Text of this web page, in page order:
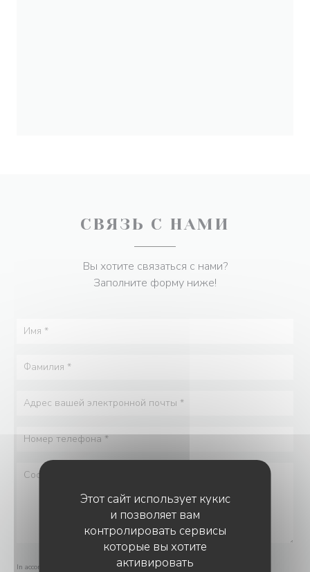
Этот сайт использует кукис
и позволяет вам
контролировать сервисы
которые вы хотите
активировать
СВЯЗЬ С НАМИ
Вы хотите связаться с нами?
Заполните форму ниже!
In accordance with data protection regulations, you have the right to opt out of